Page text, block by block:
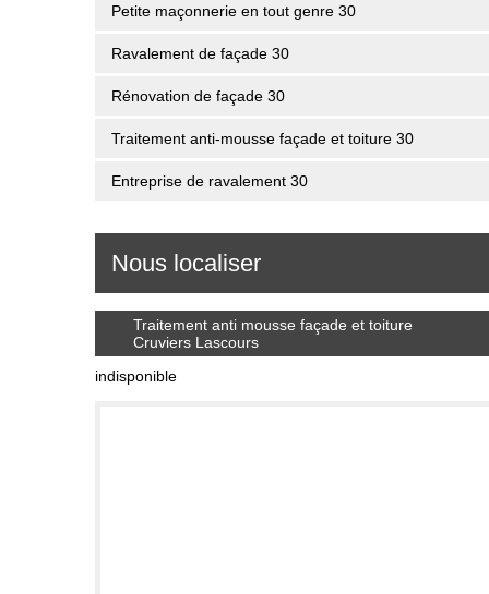
Petite maçonnerie en tout genre 30
Ravalement de façade 30
Rénovation de façade 30
Traitement anti-mousse façade et toiture 30
Entreprise de ravalement 30
Nous localiser
Traitement anti mousse façade et toiture
Cruviers Lascours
indisponible